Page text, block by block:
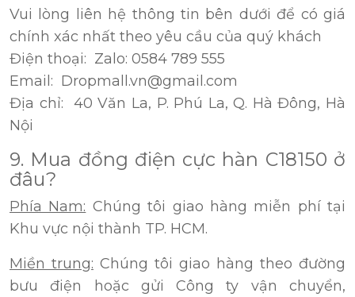
Vui lòng liên hệ thông tin bên dưới để có giá
chính xác nhất theo yêu cầu của quý khách
Điện thoại: Zalo: 0584 789 555
Email: Dropmall.vn@gmail.com
Địa chỉ: 40 Văn La, P. Phú La, Q. Hà Đông, Hà
Nội
9. Mua đồng điện cực hàn C18150 ở
đâu?
Phía Nam: Chúng tôi giao hàng miễn phí tại
Khu vực nội thành TP. HCM.
Miền trung: Chúng tôi giao hàng theo đường
bưu điện hoặc gửi Công ty vận chuyển,